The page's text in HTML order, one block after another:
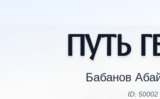
Путь
Бабанов
ID: 50002